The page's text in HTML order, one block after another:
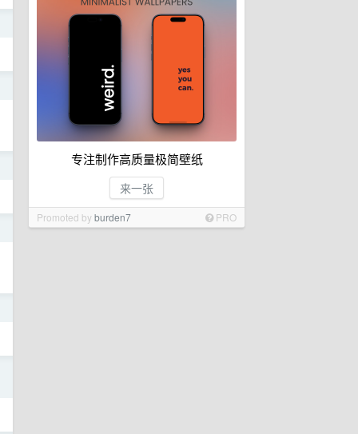
专注制作高质量极简壁纸
来一张
Promoted byburden7 PRO